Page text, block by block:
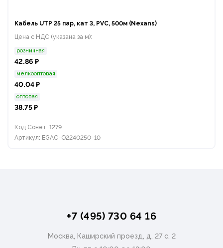
Кабель UTP 25 пар, кат 3, PVC, 500м (Nexans)
Цена с НДС (указана за м):
розничная
42.86 ₽
мелкооптовая
40.04 ₽
оптовая
38.75 ₽
Код Сонет: 1279
Артикул: EGAC-O2240250-10
+7 (495) 730 64 16
Москва, Каширский проезд, д. 27 с. 2